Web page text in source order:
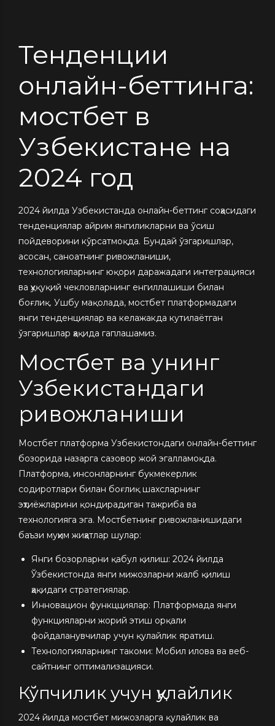
Тенденции
онлайн-беттинга:
мостбет в
Узбекистане на
2024 год
2024 йилда Узбекистанда онлайн-беттинг соҳасидаги
тенденциялар айрим янгиликларни ва ўсиш
пойдеворини кўрсатмоқда. Бундай ўзгаришлар,
асосан, саноатнинг ривожланиши,
технологияларнинг юқори даражадаги интеграцияси
вa ҳуқуқий чекловларнинг енгиллашиши билан
боғлиқ. Ушбу мақолада, мостбет платформадаги
янги тенденциялар ва келажакда кутилаётган
ўзгаришлар ҳақида гаплашамиз.
Мостбет ва унинг
Узбекистандаги
ривожланиши
Мостбет платформа Узбекистондаги онлайн-беттинг
бозорида назарга сазовор жой эгалламоқда.
Платформа, инсонларнинг букмекерлик
содиротлари билан боғлиқ шахсларнинг
эҳтиёжларини қондирадиган тажриба ва
технологияга эга. Мостбетнинг ривожланишидаги
баъзи муҳим жиҳатлар шулар:
Янги бозорларни қабул қилиш: 2024 йилда
Ўзбекистонда янги мижозларни жалб қилиш
ҳақидаги стратегиялар.
Инновацион функцциялар: Платформада янги
функцияларни жорий этиш орқали
фойдаланувчилар учун қулайлик яратиш.
Технологияларнинг такоми: Мобил илова ва веб-
сайтнинг оптимализацияси.
Кўпчилик учун қулайлик
2024 йилда мостбет мижозларга қулайлик ва